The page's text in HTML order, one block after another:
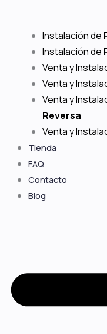
Instalación de
Instalación de
Venta y
Venta y
Venta y
Reversa
Venta y
Tienda
FAQ
Contacto
Blog